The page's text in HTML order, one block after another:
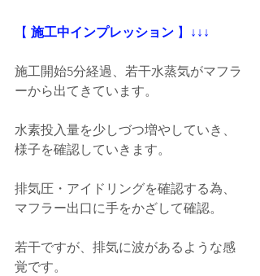
【 施工中インプレッション 】 ↓↓↓
施工開始5分経過、若干水蒸気がマフラ
ーから出てきています。
水素投入量を少しづつ増やしていき、
様子を確認していきます。
排気圧・アイドリングを確認する為、
マフラー出口に手をかざして確認。
若干ですが、排気に波があるような感
覚です。